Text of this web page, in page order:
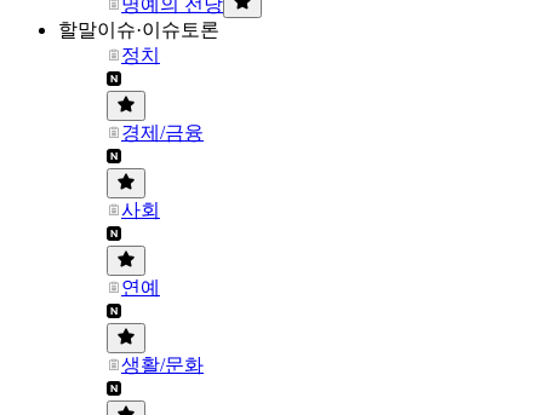
명예의 전당
할말이슈·이슈토론
정치
경제/금융
사회
연예
생활/문화